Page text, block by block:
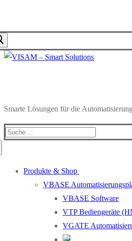
Smarte Lösungen für die
Produkte & Shop
VBASE
VBASE Software
VTP Bediengeräte
VGATE